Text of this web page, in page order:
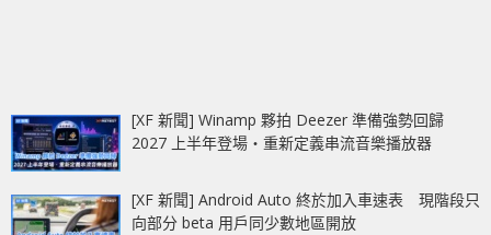
[XF 新聞] Winamp 夥拍 Deezer 準備強勢回歸
2027 上半年登場‧重新定義串流音樂播放器
[XF 新聞] Android Auto 終於加入車速表 現階段只
向部分 beta 用戶同少數地區開放